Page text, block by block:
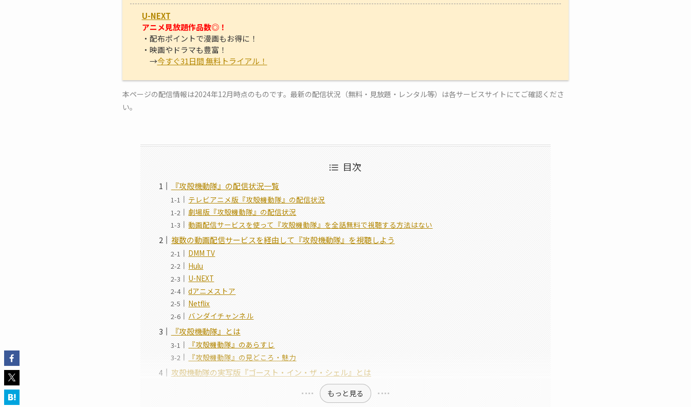
U-NEXT
アニメ見放題作品数◎！
・配布ポイントで漫画もお得に！
・映画やドラマも豊富！
→今すぐ31日間 無料トライアル！
本ページの配信情報は2024年12月時点のものです。最新の配信状況（無料・見放題・レンタル等）は各サービスサイトにてご確認くださ
い。
目次
『攻殻機動隊』の配信状況一覧
テレビアニメ版『攻殻機動隊』の配信状況
劇場版『攻殻機動隊』の配信状況
動画配信サービスを使って『攻殻機動隊』を全話無料で視聴する方法はない
複数の動画配信サービスを経由して『攻殻機動隊』を視聴しよう
DMM TV
Hulu
U-NEXT
dアニメストア
Netflix
バンダイチャンネル
『攻殻機動隊』とは
『攻殻機動隊』のあらすじ
『攻殻機動隊』の見どころ・魅力
攻殻機動隊の実写版『ゴースト・イン・ザ・シェル』とは
もっと見る